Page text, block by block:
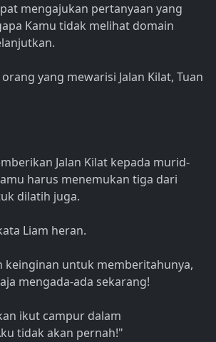
mengajukan pertanyaan yang
Kamu tidak melihat domain
yang mewarisi Jalan Kilat, Tuan
Jalan Kilat kepada murid-
harus menemukan tiga dari
dilatih juga.
Liam heran.
keinginan untuk memberitahunya,
mengada-ada sekarang!
ikut campur dalam
tidak akan pernah!"